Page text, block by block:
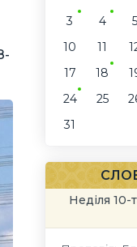
3
4 5
10
11
17
18
24
25
31
Неділя 10-